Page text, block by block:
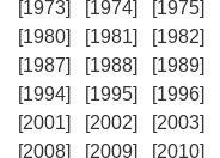
[1973] [1974] [1975]
[1980]
[1981] [1982]
[1987]
[1988] [1989]
[1994]
[1995] [1996]
[2001]
[2002] [2003]
[2008]
[2009] [2010]